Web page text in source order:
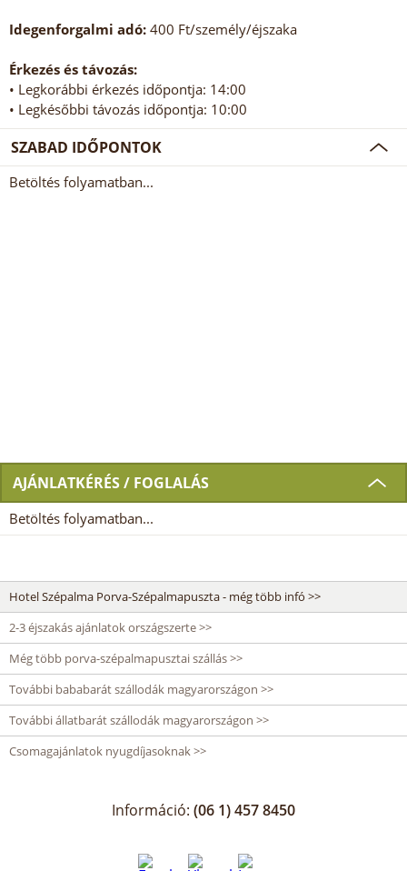
Idegenforgalmi adó: 400 Ft/személy/éjszaka
Érkezés és távozás:
• Legkorábbi érkezés időpontja: 14:00
• Legkésőbbi távozás időpontja: 10:00
SZABAD IDŐPONTOK
Betöltés folyamatban...
AJÁNLATKÉRÉS / FOGLALÁS
Betöltés folyamatban...
Hotel Szépalma Porva-Szépalmapuszta - még több infó >>
2-3 éjszakás ajánlatok országszerte >>
Még több porva-szépalmapusztai szállás >>
További bababarát szállodák magyarországon >>
További állatbarát szállodák magyarországon >>
Csomagajánlatok nyugdíjasoknak >>
Információ: (06 1) 457 8450